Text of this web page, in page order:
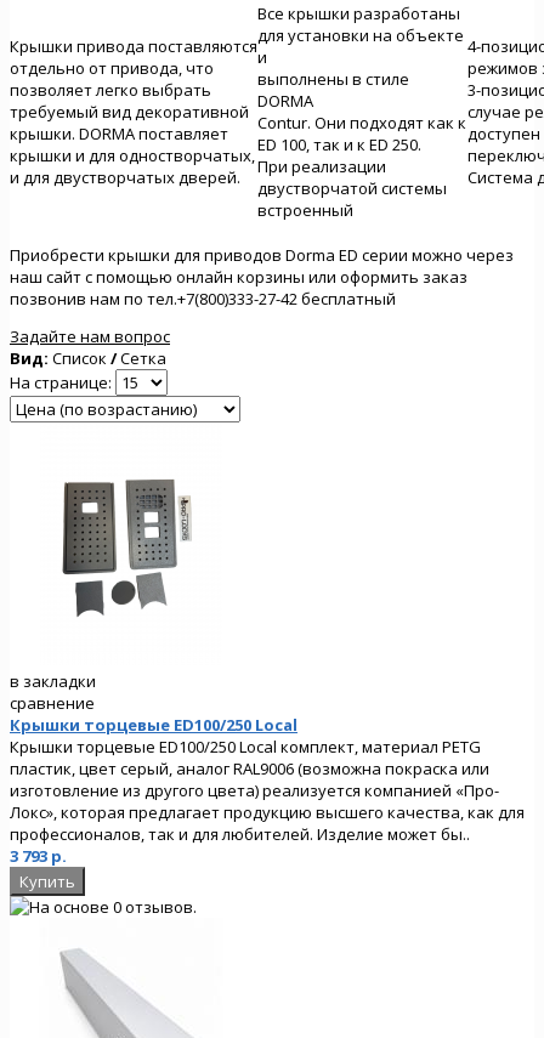
Крышки привода поставляются
отдельно от привода, что
позволяет легко выбрать
требуемый вид декоративной
крышки. DORMA поставляет
крышки и для одностворчатых,
и для двустворчатых дверей.
Все крышки разработаны
для установки на объекте
и
выполнены в стиле
DORMA
Contur. Они подходят как к
ED 100, так и к ED 250.
При реализации
двустворчатой системы
встроенный
4-
режимов
3-
случае
Система
Приобрести крышки для приводов Dorma ED серии можно через
наш сайт с помощью онлайн корзины или оформить заказ
позвонив нам по тел.+7(800)333-27-42 бесплатный
Задайте нам вопрос
Вид: Список /Сетка
На странице:
в закладки
сравнение
Крышки торцевые ED100/250 Local
Крышки торцевые ED100/250 Local комплект, материал PETG
пластик, цвет серый, аналог RAL9006 (возможна покраска или
изготовление из другого цвета) реализуется компанией «Про-
Локс», которая предлагает продукцию высшего качества, как для
профессионалов, так и для любителей. Изделие может бы..
3 793 р.